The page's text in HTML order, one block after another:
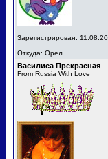
Зарегистрирован:
Откуда: Орел
Василиса Прекрасная
From Russia With Love